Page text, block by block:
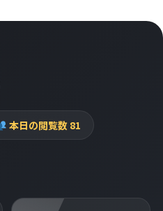
本日の閲覧数 81